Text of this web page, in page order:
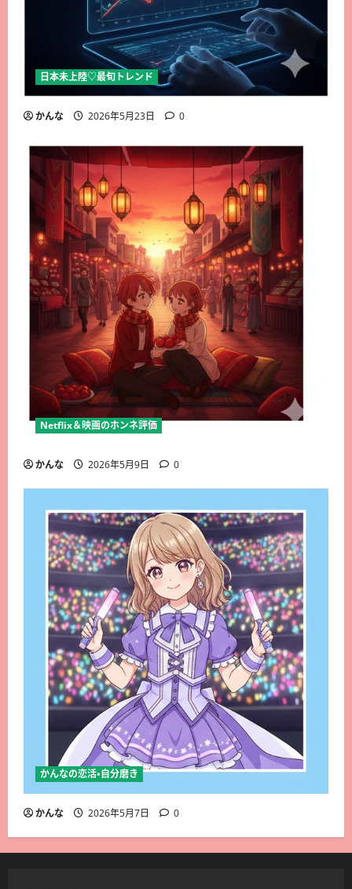
日本未上陸♡最旬トレンド
かんな 2026年5月23日 0
Netflix＆映画のホンネ評価
かんな 2026年5月9日 0
かんなの恋活・自分磨き
かんな 2026年5月7日 0